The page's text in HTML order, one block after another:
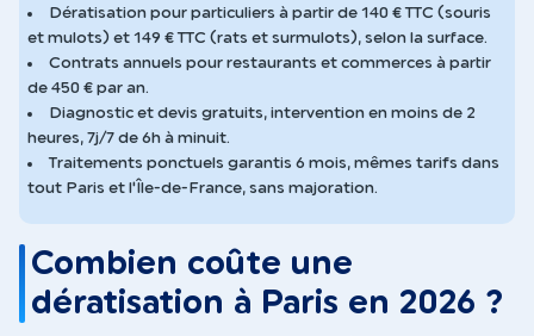
Dératisation pour particuliers à partir de 140 € TTC (souris
et mulots) et 149 € TTC (rats et surmulots), selon la surface.
Contrats annuels pour restaurants et commerces à partir
de 450 € par an.
Diagnostic et devis gratuits, intervention en moins de 2
heures, 7j/7 de 6h à minuit.
Traitements ponctuels garantis 6 mois, mêmes tarifs dans
tout Paris et l'Île-de-France, sans majoration.
Combien coûte une
dératisation à Paris en 2026 ?